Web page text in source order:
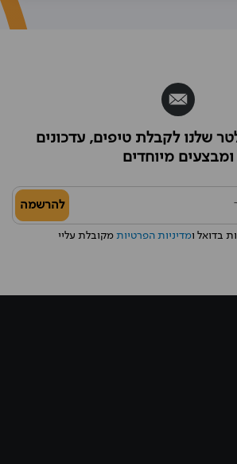
שלנו לקבלת טיפים, עדכונים
ומבצעים מיוחדים
בדואל ומדיניות הפרטיות מקובלת עליי
להרשמה